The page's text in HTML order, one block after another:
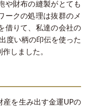
や財布の縫製がとても
ークの処理は抜群のメ
借りて、私達の会社の
度い柄の印伝を使った
しました。
産を生み出す金運UPの